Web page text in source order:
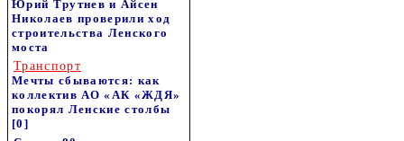
Юрий Трутнев и Айсен
Николаев проверили ход
строительства Ленского
моста
Транспорт
Мечты сбываются: как
коллектив АО «АК «ЖДЯ»
покорял Ленские столбы
[0]